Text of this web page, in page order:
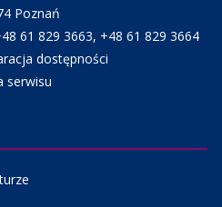
Poznań
61 829 3663, +48 61 829 3664
dostępności
serwisu